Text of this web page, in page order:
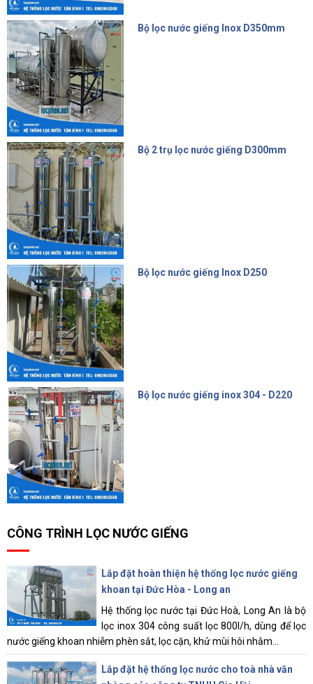
Bộ lọc nước giếng Inox D350mm
Bộ 2 trụ lọc nước giếng D300mm
Bộ lọc nước giếng Inox D250
Bộ lọc nước giếng inox 304 - D220
CÔNG TRÌNH LỌC NƯỚC GIẾNG
Lắp đặt hoàn thiện hệ thống lọc nước giếng
khoan tại Đức Hòa - Long an
Hệ thống lọc nước tại Đức Hoà, Long An là bộ
lọc inox 304 công suất lọc 800l/h, dùng để lọc
nước giếng khoan nhiễm phèn sắt, lọc cặn, khử mùi hôi nhằm...
Lắp đặt hệ thống lọc nước cho toà nhà văn